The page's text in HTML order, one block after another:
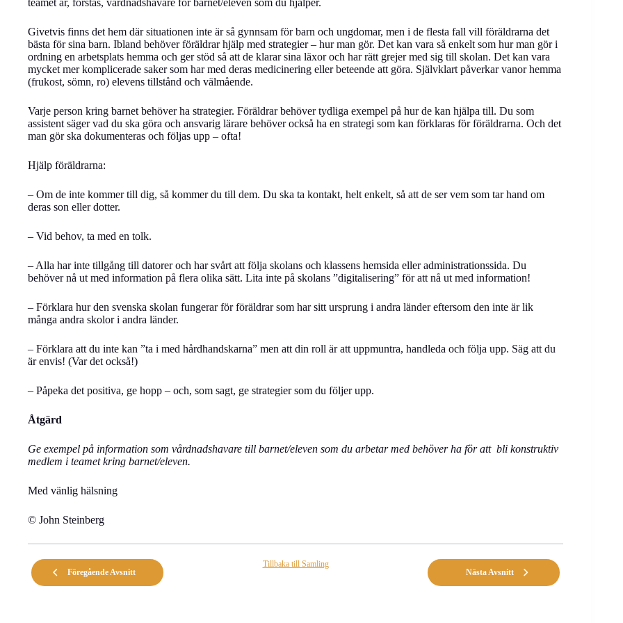
teamet är, förstås, vårdnadshavare för barnet/eleven som du hjälper.
Givetvis finns det hem där situationen inte är så gynnsam för barn och ungdomar, men i de flesta fall vill föräldrarna det
bästa för sina barn. Ibland behöver föräldrar hjälp med strategier – hur man gör. Det kan vara så enkelt som hur man gör i
ordning en arbetsplats hemma och ger stöd så att de klarar sina läxor och har rätt grejer med sig till skolan. Det kan vara
mycket mer komplicerade saker som har med deras medicinering eller beteende att göra. Självklart påverkar vanor hemma
(frukost, sömn, ro) elevens tillstånd och välmående.
Varje person kring barnet behöver ha strategier. Föräldrar behöver tydliga exempel på hur de kan hjälpa till. Du som
assistent säger vad du ska göra och ansvarig lärare behöver också ha en strategi som kan förklaras för föräldrarna. Och det
man gör ska dokumenteras och följas upp – ofta!
Hjälp föräldrarna:
– Om de inte kommer till dig, så kommer du till dem. Du ska ta kontakt, helt enkelt, så att de ser vem som tar hand om
deras son eller dotter.
– Vid behov, ta med en tolk.
– Alla har inte tillgång till datorer och har svårt att följa skolans och klassens hemsida eller administrationssida. Du
behöver nå ut med information på flera olika sätt. Lita inte på skolans ”digitalisering” för att nå ut med information!
– Förklara hur den svenska skolan fungerar för föräldrar som har sitt ursprung i andra länder eftersom den inte är lik
många andra skolor i andra länder.
– Förklara att du inte kan ”ta i med hårdhandskarna” men att din roll är att uppmuntra, handleda och följa upp. Säg att du
är envis! (Var det också!)
– Påpeka det positiva, ge hopp – och, som sagt, ge strategier som du följer upp.
Åtgärd
Ge exempel på information som vårdnadshavare till barnet/eleven som du arbetar med behöver ha för att bli konstruktiv
medlem i teamet kring barnet/eleven.
Med vänlig hälsning
© John Steinberg
Föregående Avsnitt
Tillbaka till Samling
Nästa Avsnitt